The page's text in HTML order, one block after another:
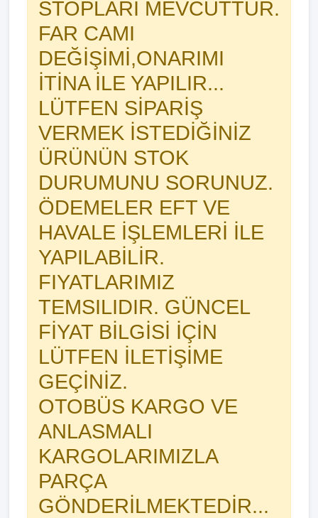
STOPLARI MEVCUTTUR.
FAR CAMI
DEĞİŞİMİ,ONARIMI
İTİNA İLE YAPILIR...
LÜTFEN SİPARİŞ
VERMEK İSTEDİĞİNİZ
ÜRÜNÜN STOK
DURUMUNU SORUNUZ.
ÖDEMELER EFT VE
HAVALE İŞLEMLERİ İLE
YAPILABİLİR.
FIYATLARIMIZ
TEMSILIDIR. GÜNCEL
FİYAT BİLGİSİ İÇİN
LÜTFEN İLETİŞİME
GEÇİNİZ.
OTOBÜS KARGO VE
ANLASMALI
KARGOLARIMIZLA
PARÇA
GÖNDERİLMEKTEDİR...